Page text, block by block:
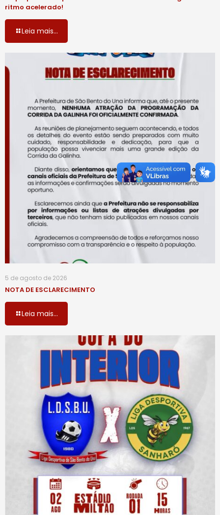
ritmo acelerado!
Leia mais...
5 de agosto de 2026
NOTA DE ESCLARECIMENTO
Leia mais...